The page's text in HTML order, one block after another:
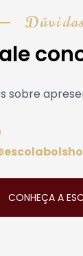
sobre
CONHEÇA A